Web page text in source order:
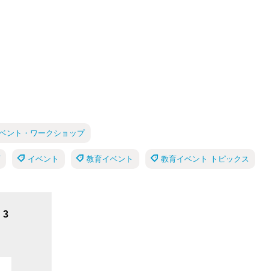
ント・ワークショップ
イベント 教育イベント 教育イベント トピックス
3